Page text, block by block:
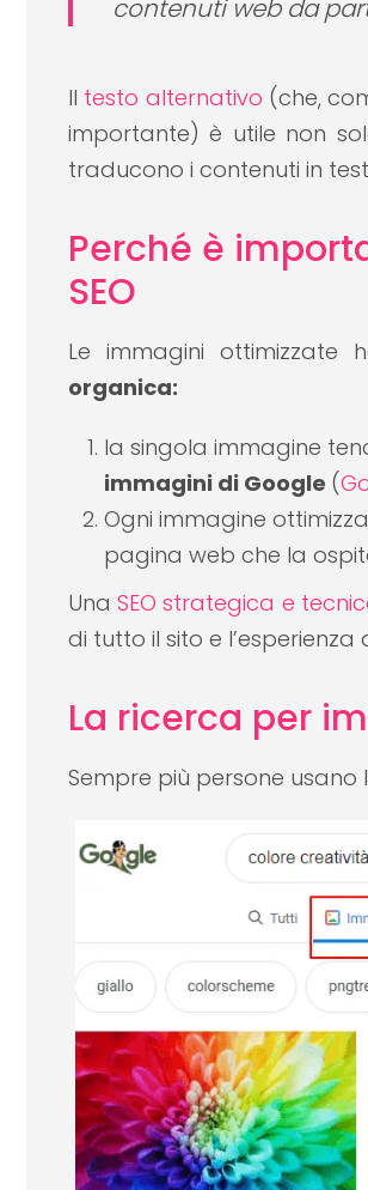
contenuti web da
Il testo alternativo (che,
importante) è utile non
traducono i contenuti in
Perché è
SEO
Le immagini ottimizzate
organica:
la singola immagine
immagini di Google (
Ogni immagine
pagina web che la
Una SEO strategica e
di tutto il sito e
La ricerca per
Sempre più persone usano